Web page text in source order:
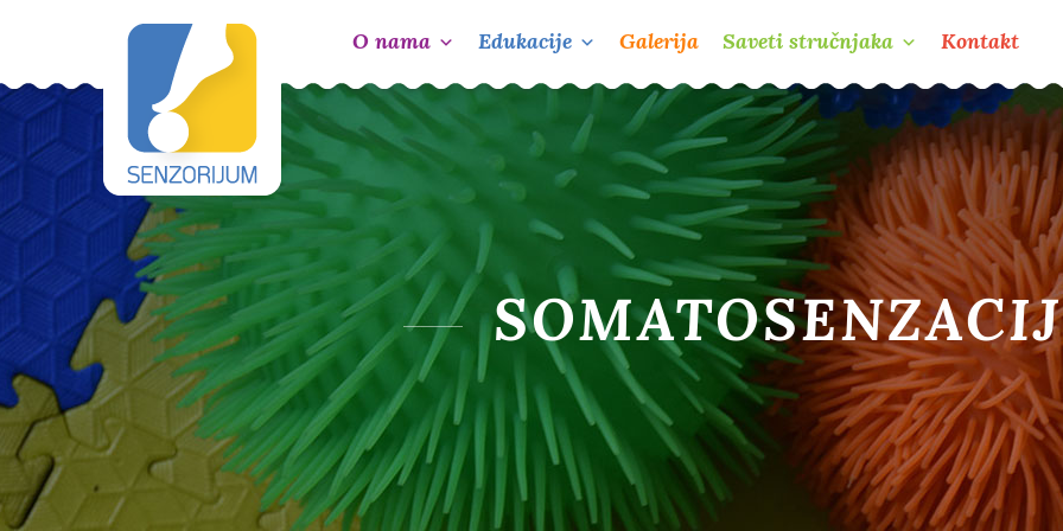
O nama Edukacije Galerija Saveti stručnjaka Kontakt